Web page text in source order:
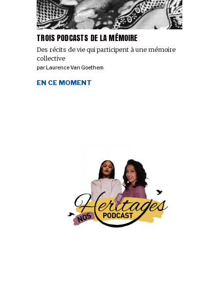
TROIS PODCASTS DE LA MÉMOIRE
Des récits de vie qui participent à une mémoire
collective
parLaurence Van Goethem
EN CE MOMENT